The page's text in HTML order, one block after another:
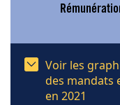
Voir les
des mandats
en 2021